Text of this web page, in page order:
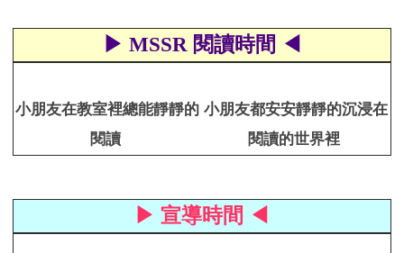
▶ MSSR 閱讀時間 ◀
小朋友在教室裡總能靜靜的
閱讀
小朋友都安安靜靜的沉浸在
閱讀的世界裡
▶ 宣導時間 ◀